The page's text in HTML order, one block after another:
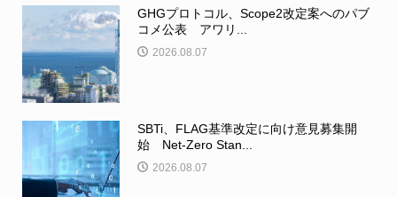
GHGプロトコル、Scope2改定案へのパブ
コメ公表 アワリ...
2026.08.07
SBTi、FLAG基準改定に向け意見募集開
始 Net-Zero Stan...
2026.08.07